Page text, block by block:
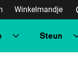
Winkelmandje
Steun